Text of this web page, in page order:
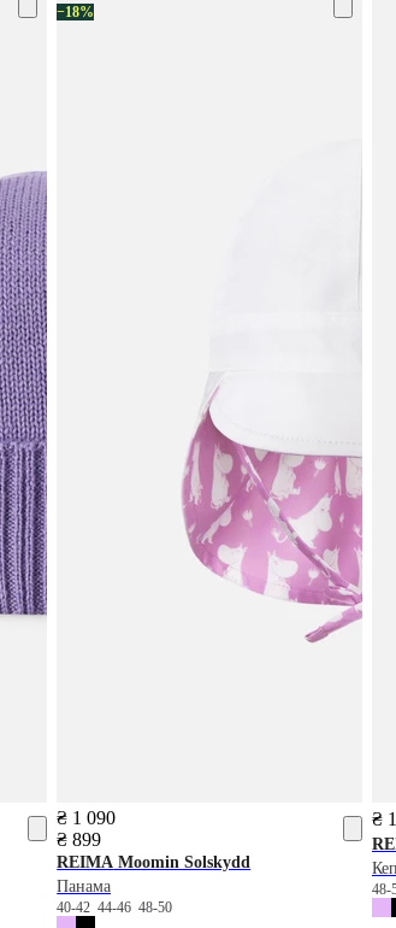
−18%
₴ 1 090
₴ 899
REIMA Moomin Solskydd
Панама
40-4244-4648-50
₴
48-